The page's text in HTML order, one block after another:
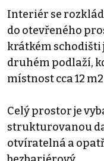
Interiér se
do otevřeného
krátkém schodišti
druhém podlaží,
místnost cca 12 m2
Celý prostor je
strukturovanou
otvíratelná a